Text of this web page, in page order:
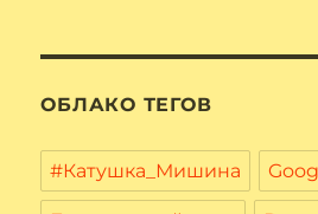
ОБЛАКО ТЕГОВ
#Катушка_Мишина